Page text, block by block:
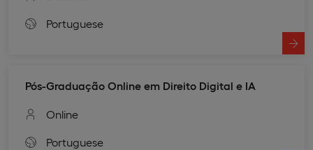
Portuguese
Pós-Graduação Online em Direito Digital e IA
Online
Portuguese